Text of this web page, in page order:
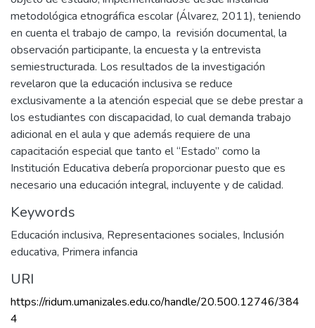
metodológica etnográfica escolar (Álvarez, 2011), teniendo
en cuenta el trabajo de campo, la revisión documental, la
observación participante, la encuesta y la entrevista
semiestructurada. Los resultados de la investigación
revelaron que la educación inclusiva se reduce
exclusivamente a la atención especial que se debe prestar a
los estudiantes con discapacidad, lo cual demanda trabajo
adicional en el aula y que además requiere de una
capacitación especial que tanto el “Estado” como la
Institución Educativa debería proporcionar puesto que es
necesario una educación integral, incluyente y de calidad.
Keywords
Educación inclusiva, Representaciones sociales, Inclusión
educativa, Primera infancia
URI
https://ridum.umanizales.edu.co/handle/20.500.12746/384
4